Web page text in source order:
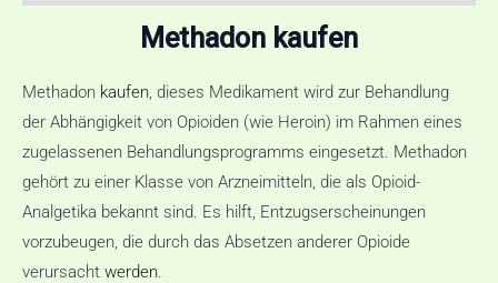
Methadon kaufen
Methadon kaufen, dieses Medikament wird zur Behandlung
der Abhängigkeit von Opioiden (wie Heroin) im Rahmen eines
zugelassenen Behandlungsprogramms eingesetzt. Methadon
gehört zu einer Klasse von Arzneimitteln, die als Opioid-
Analgetika bekannt sind. Es hilft, Entzugserscheinungen
vorzubeugen, die durch das Absetzen anderer Opioide
verursacht werden.